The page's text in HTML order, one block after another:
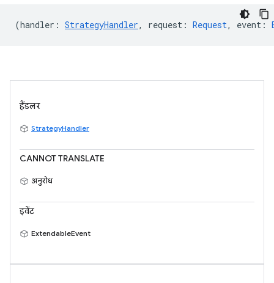
(handler : StrategyHandler, request : Request, event :
हैंडलर
StrategyHandler
CANNOT TRANSLATE
अनुरोध
इवेंट
ExtendableEvent